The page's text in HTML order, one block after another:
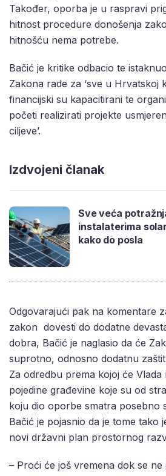
Također, oporba je u raspravi
hitnost procedure donošenja
hitnošću nema potrebe.
Bačić je kritike odbacio te
Zakona rade za ‘sve u Hrvatskoj
financijski su kapacitirani te
početi realizirati projekte
ciljeve’.
Izdvojeni članak
Sve veća
instalaterima
kako do posla
Odgovarajući pak na komentare
zakon dovesti do dodatne
dobra, Bačić je naglasio da će
suprotno, odnosno dodatnu
Za odredbu prema kojoj će
pojedine građevine koje su od
koju dio oporbe smatra posebno
Bačić je pojasnio da je tome tako
novi državni plan prostornog
– Proći će još vremena dok se